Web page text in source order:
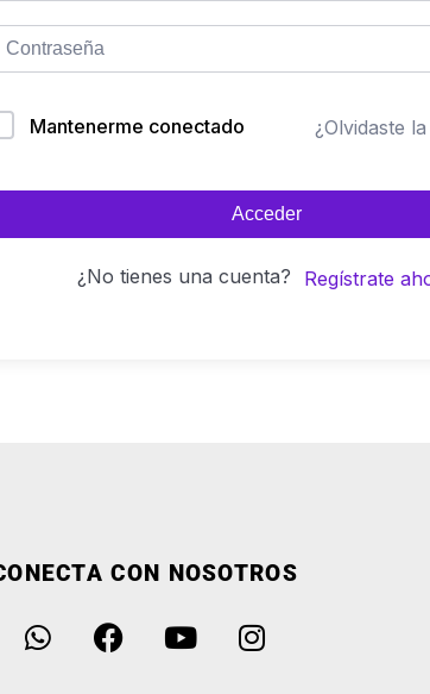
Mantenerme conectado ¿Olvidaste
Acceder
¿No tienes una cuenta? Regístrate
CON NOSOTROS